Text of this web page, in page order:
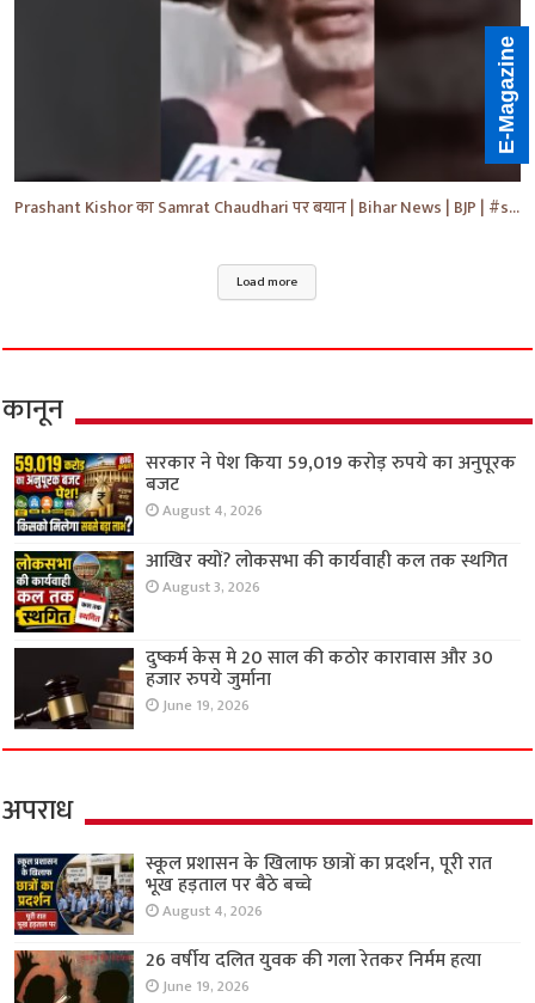
Prashant Kishor का Samrat Chaudhari पर बयान | Bihar News | BJP | #shorts #yt #breaking #news
Load more
कानून
सरकार ने पेश किया 59,019 करोड़ रुपये का अनुपूरक
बजट
August 4, 2026
आखिर क्यों? लोकसभा की कार्यवाही कल तक स्थगित
August 3, 2026
दुष्कर्म केस मे 20 साल की कठोर कारावास और 30
हजार रुपये जुर्माना
June 19, 2026
अपराध
स्कूल प्रशासन के खिलाफ छात्रों का प्रदर्शन, पूरी रात
भूख हड़ताल पर बैठे बच्चे
August 4, 2026
26 वर्षीय दलित युवक की गला रेतकर निर्मम हत्या
June 19, 2026
E-Magazine